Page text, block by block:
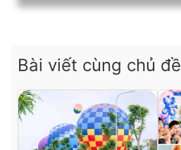
Bài viết cùng chủ